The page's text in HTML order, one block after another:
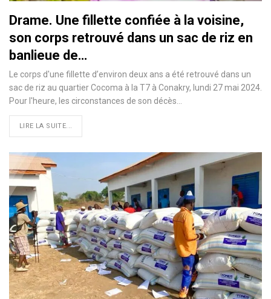
Drame. Une fillette confiée à la voisine,
son corps retrouvé dans un sac de riz en
banlieue de…
Le corps d'une fillette d’environ deux ans a été retrouvé dans un
sac de riz au quartier Cocoma à la T7 à Conakry, lundi 27 mai 2024.
Pour l'heure, les circonstances de son décès…
LIRE LA SUITE...